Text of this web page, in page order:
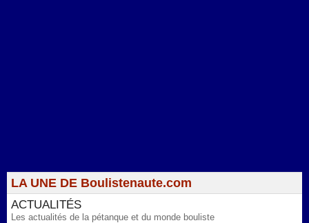
LA UNE DE Boulistenaute.com
ACTUALITÉS
Les actualités de la pétanque et du monde bouliste